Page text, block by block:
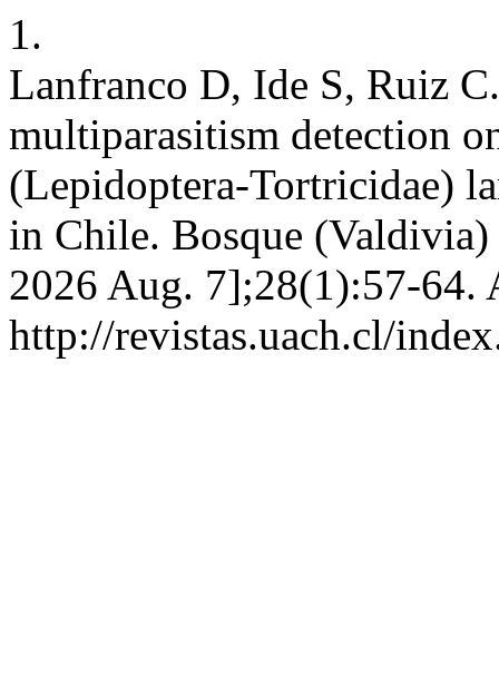
1.
Lanfranco D, Ide S, Ruiz
multiparasitism detection
(Lepidoptera-Tortricidae)
in Chile. Bosque
2026 Aug. 7];28(1):57-64.
http://revistas.uach.cl/